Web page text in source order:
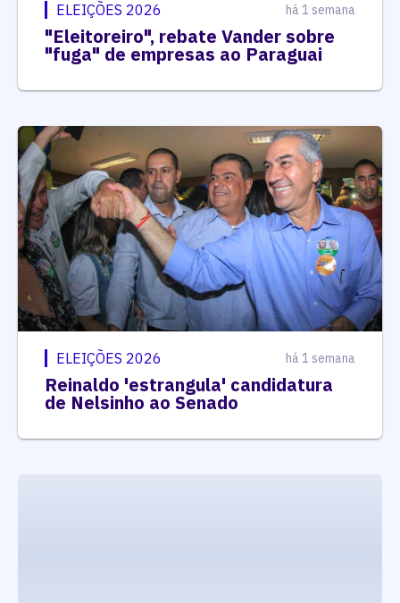
ELEIÇÕES 2026 há 1 semana
"Eleitoreiro", rebate Vander sobre
"fuga" de empresas ao Paraguai
ELEIÇÕES 2026 há 1 semana
Reinaldo 'estrangula' candidatura
de Nelsinho ao Senado